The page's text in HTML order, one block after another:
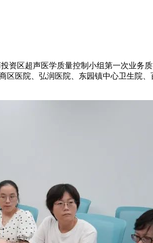
资区超声医学质量控制小组第一次业务
医院、弘润医院、东园镇中心卫生院